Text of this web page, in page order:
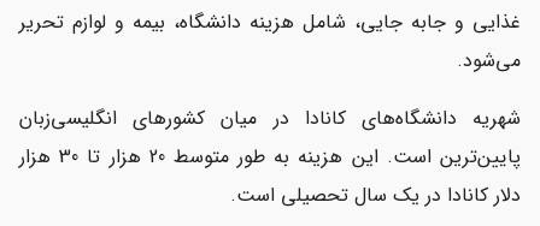
غذایی و جابه جایی، شامل هزینه دانشگاه، بیمه و لوازم تحریر
می‌شود.
شهریه‌ دانشگاه‌های کانادا در میان کشورهای انگلیسی‌زبان
پایین‌ترین است. این هزینه به طور متوسط 20 هزار تا 30 هزار
دلار کانادا در یک سال تحصیلی است.